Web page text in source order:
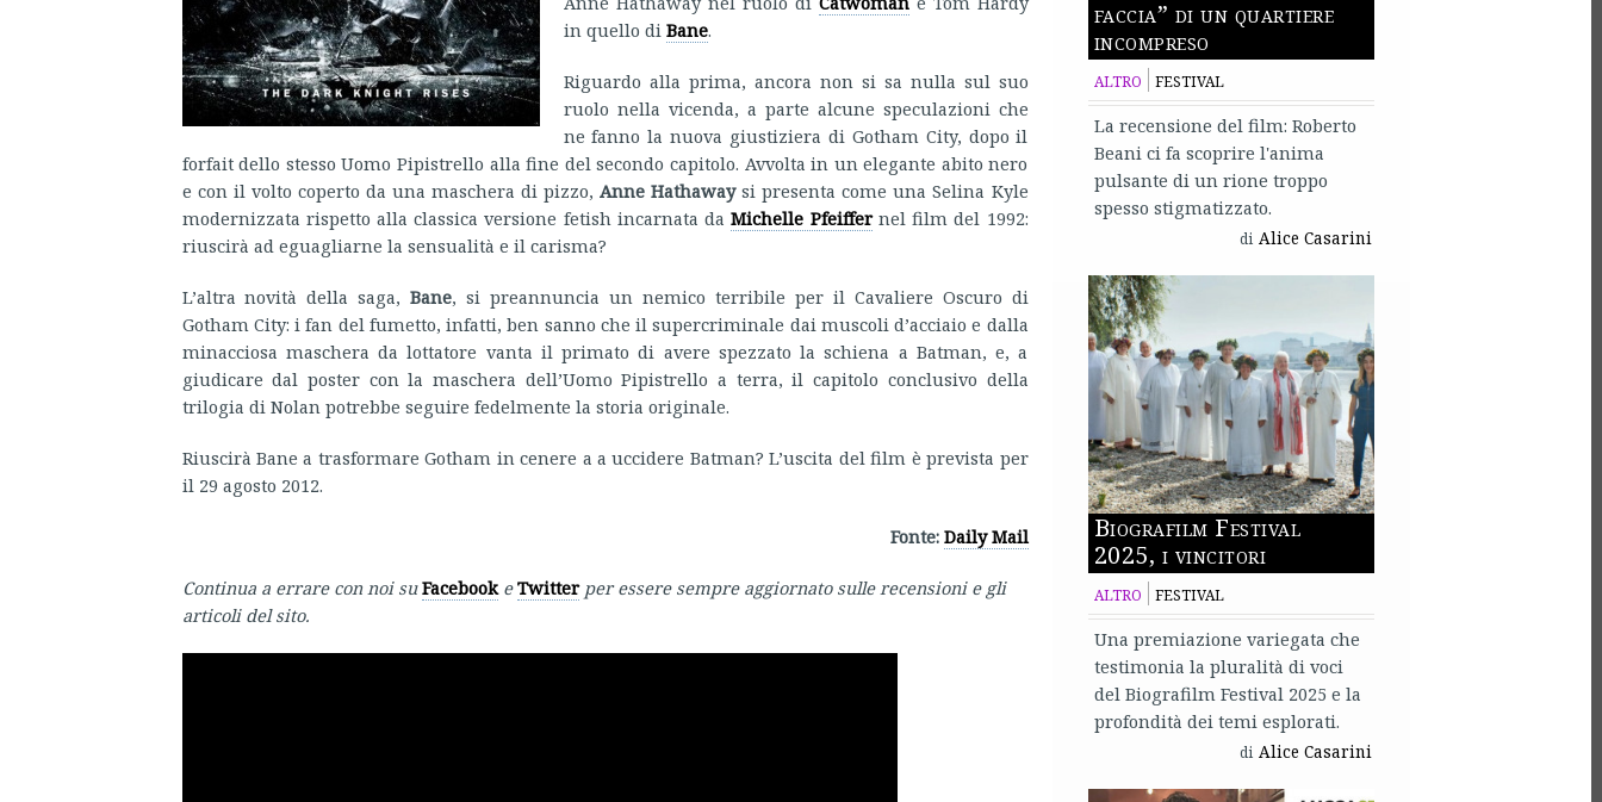
in quello di Bane.
Riguardo alla prima, ancora non si sa nulla sul suo
ruolo nella vicenda, a parte alcune speculazioni che
ne fanno la nuova giustiziera di Gotham City, dopo il
forfait dello stesso Uomo Pipistrello alla fine del secondo capitolo. Avvolta in un elegante abito nero
e con il volto coperto da una maschera di pizzo,Anne Hathawaysi presenta come una Selina Kyle
modernizzata rispetto alla classica versione fetish incarnata daMichelle Pfeiffernel film del 1992:
riuscirà ad eguagliarne la sensualità e il carisma?
L’altra novità della saga,Bane, si preannuncia un nemico terribile per il Cavaliere Oscuro di
Gotham City: i fan del fumetto, infatti, ben sanno che il supercriminale dai muscoli d’acciaio e dalla
minacciosa maschera da lottatore vanta il primato di avere spezzato la schiena a Batman, e, a
giudicare dal poster con la maschera dell’Uomo Pipistrello a terra, il capitolo conclusivo della
trilogia di Nolan potrebbe seguire fedelmente la storia originale.
Riuscirà Bane a trasformare Gotham in cenere a a uccidere Batman? L’uscita del film è prevista per
il 29 agosto 2012.
Fonte: Daily Mail
Continua a errare con noi suFacebook eTwitter per essere sempre aggiornato sulle recensioni e gli
articoli del sito.
faccia” di un quartiere
incompreso
ALTRO FESTIVAL
La recensione del film: Roberto
Beani ci fa scoprire l'anima
pulsante di un rione troppo
spesso stigmatizzato.
di Alice Casarini
Biografilm Festival
2025, i vincitori
ALTRO FESTIVAL
Una premiazione variegata che
testimonia la pluralità di voci
del Biografilm Festival 2025 e la
profondità dei temi esplorati.
di Alice Casarini